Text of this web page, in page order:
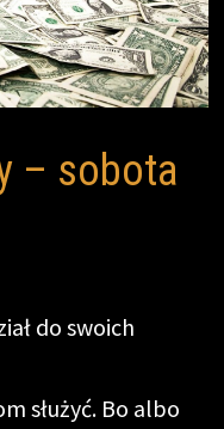
– sobota
do swoich
służyć. Bo albo